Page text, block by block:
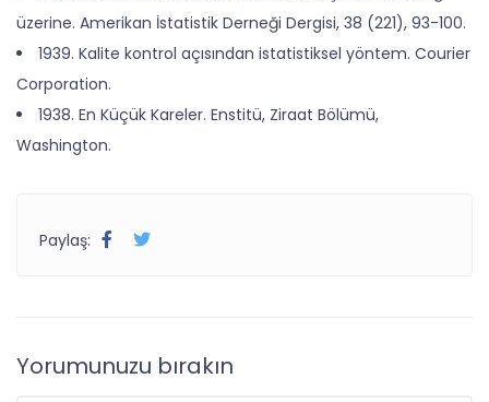
üzerine. Amerikan İstatistik Derneği Dergisi, 38 (221), 93-100.
1939. Kalite kontrol açısından istatistiksel yöntem. Courier
Corporation.
1938. En Küçük Kareler. Enstitü, Ziraat Bölümü,
Washington.
Paylaş:
Yorumunuzu bırakın